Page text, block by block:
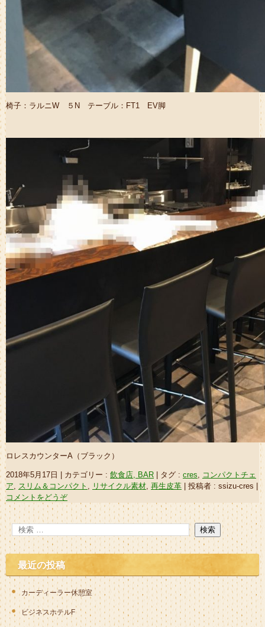
椅子：ラルニW ５N テーブル：FT1 EV脚
ロレスカウンターA（ブラック）
2018年5月17日 カテゴリー : 飲食店, BAR タグ : cres, コンパクトチェ
ア, スリム＆コンパクト , リサイクル素材, 再生皮革 投稿者 : ssizu-cres
コメントをどうぞ
最近の投稿
カーディーラー休憩室
ビジネスホテルF